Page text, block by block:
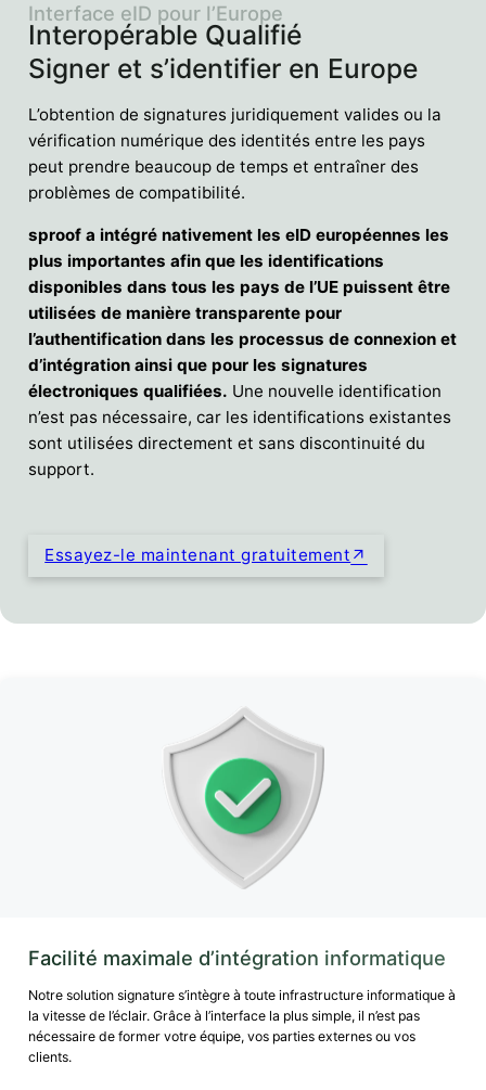
Interopérable Qualifié
Signer et s’identifier en Europe
Interface eID pour l’Europe
L’obtention de signatures juridiquement valides ou la
vérification numérique des identités entre les pays
peut prendre beaucoup de temps et entraîner des
problèmes de compatibilité.
sproof a intégré nativement les eID européennes les
plus importantes afin que les identifications
disponibles dans tous les pays de l’UE puissent être
utilisées de manière transparente pour
l’authentification dans les processus de connexion et
d’intégration ainsi que pour les signatures
électroniques qualifiées. Une nouvelle identification
n’est pas nécessaire, car les identifications existantes
sont utilisées directement et sans discontinuité du
support.
Essayez-le maintenant gratuitement
Facilité maximale d’intégration informatique
Notre solution signature s’intègre à toute infrastructure informatique à
la vitesse de l’éclair. Grâce à l’interface la plus simple, il n’est pas
nécessaire de former votre équipe, vos parties externes ou vos
clients.